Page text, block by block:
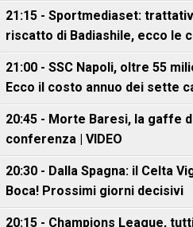
21:15 - Sportmediaset:
riscatto di Badiashile, ecco le
21:00 - SSC Napoli, oltre 55
Ecco il costo annuo dei sette
20:45 - Morte Baresi, la gaffe
conferenza | VIDEO
20:30 - Dalla Spagna: il Celta
Boca! Prossimi giorni decisivi
20:15 - Champions League,